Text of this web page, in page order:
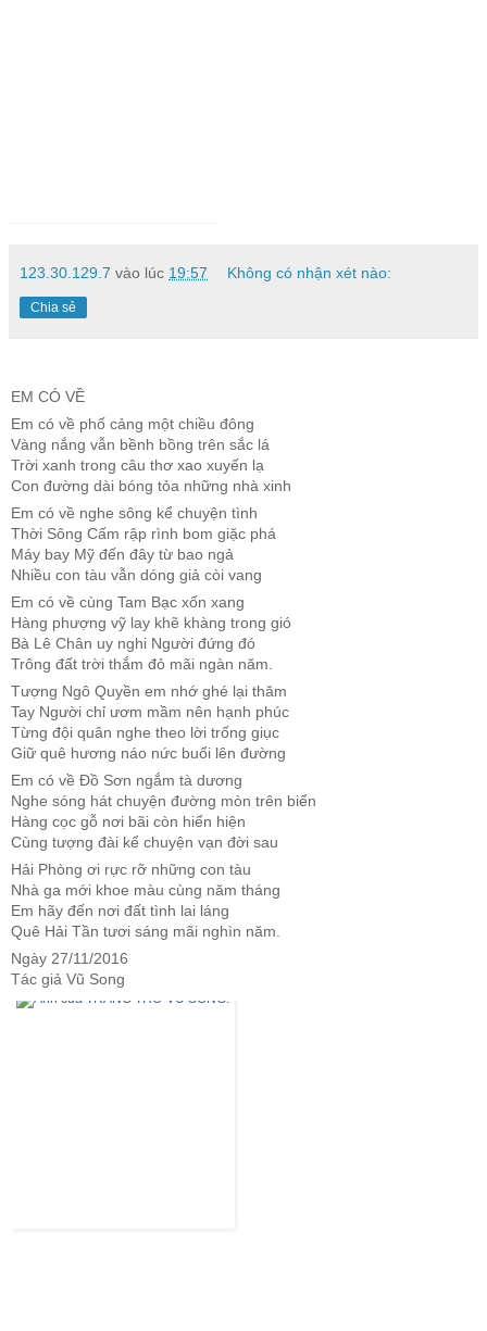
123.30.129.7 vào lúc 19:57 Không có nhận xét nào:
Chia sẻ
EM CÓ VỀ
Em có về phố cảng một chiều đông
Vàng nắng vẫn bềnh bồng trên sắc lá
Trời xanh trong câu thơ xao xuyến lạ
Con đường dài bóng tỏa những nhà xinh
Em có về nghe sông kể chuyện tình
Thời Sông Cấm rập rình bom giặc phá
Máy bay Mỹ đến đây từ bao ngả
Nhiều con tàu vẫn dóng giả còi vang
Em có về cùng Tam Bạc xốn xang
Hàng phượng vỹ lay khẽ khàng trong gió
Bà Lê Chân uy nghi Người đứng đó
Trông đất trời thắm đỏ mãi ngàn năm.
Tượng Ngô Quyền em nhớ ghé lại thăm
Tay Người chỉ ươm mầm nên hạnh phúc
Từng đội quân nghe theo lời trống giục
Giữ quê hương náo nức buổi lên đường
Em có về Đồ Sơn ngắm tà dương
Nghe sóng hát chuyện đường mòn trên biển
Hàng cọc gỗ nơi bãi còn hiển hiện
Cùng tượng đài kể chuyện vạn đời sau
Hải Phòng ơi rực rỡ những con tàu
Nhà ga mới khoe màu cùng năm tháng
Em hãy đến nơi đất tình lai láng
Quê Hải Tần tươi sáng mãi nghìn năm.
Ngày 27/11/2016
Tác giả Vũ Song